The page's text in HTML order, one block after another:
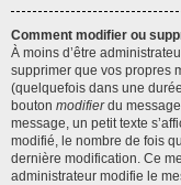
Comment modifier ou
À moins d’être
supprimer que vos propres
(quelquefois dans une
bouton modifierdu
message, un petit texte
modifié, le nombre de fois
dernière modification. Ce
administrateur modifie le